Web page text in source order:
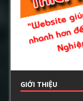
GIỚI THIỆU